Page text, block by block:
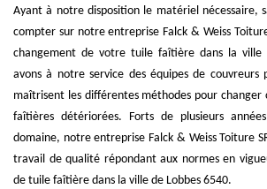
Ayant à notre disposition le matériel nécessaire,
compter sur notre entreprise Falck & Weiss
changement de votre tuile faîtière dans la ville
avons à notre service des équipes de couvreurs
maîtrisent les différentes méthodes pour changer
faîtières détériorées. Forts de plusieurs
domaine, notre entreprise Falck & Weiss Toiture
travail de qualité répondant aux normes en
de tuile faîtière dans la ville de Lobbes 6540.